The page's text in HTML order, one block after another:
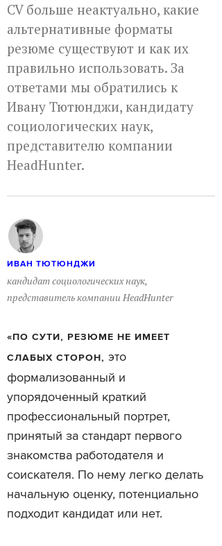
CV больше неактуально, какие
альтернативные форматы
резюме существуют и как их
правильно использовать. За
ответами мы обратились к
Ивану Тютюнджи, кандидату
социологических наук,
представителю компании
HeadHunter.
ИВАН ТЮТЮНДЖИ
кандидат социологических наук,
представитель компании HeadHunter
«ПО СУТИ, РЕЗЮМЕ НЕ ИМЕЕТ
СЛАБЫХ СТОРОН, это
формализованный и
упорядоченный краткий
профессиональный портрет,
принятый за стандарт первого
знакомства работодателя и
соискателя. По нему легко делать
начальную оценку, потенциально
подходит кандидат или нет.